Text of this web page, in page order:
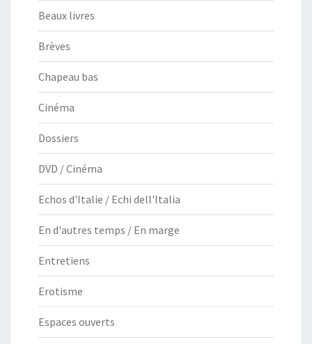
Beaux livres
Brèves
Chapeau bas
Cinéma
Dossiers
DVD / Cinéma
Echos d'Italie / Echi dell'Italia
En d'autres temps / En marge
Entretiens
Erotisme
Espaces ouverts